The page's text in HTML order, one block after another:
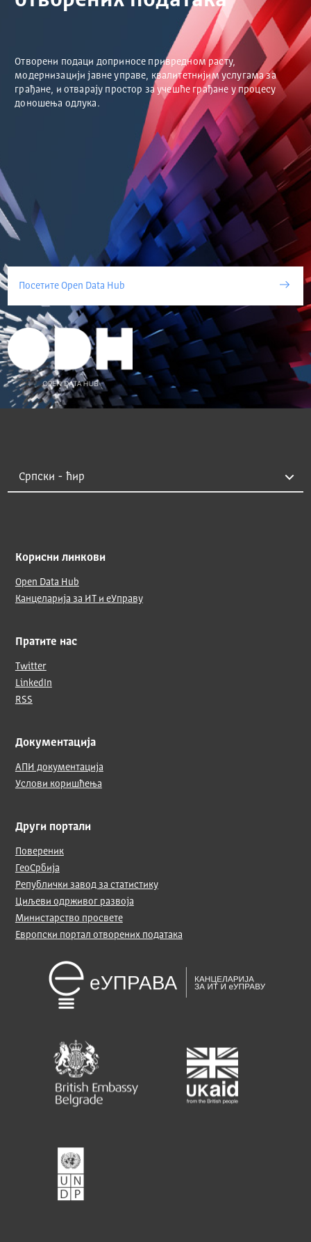
Отворени подаци доприносе привредном расту,
модернизацији јавне управе, квалитетнијим услугама за
грађане, и отварају простор за учешће грађане у процесу
доношења одлука.
Посетите Open Data Hub
Корисни линкови
Open Data Hub
Канцеларија за ИТ и еУправу
Пратите нас
Twitter
LinkedIn
RSS
Документација
АПИ документација
Услови коришћења
Други портали
Повереник
ГеоСрбија
Републички завод за статистику
Циљеви одрживог развоја
Министарство просвете
Европски портал отворених података